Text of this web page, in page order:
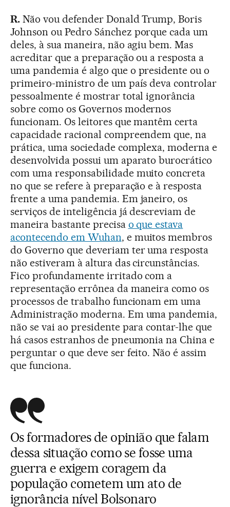
R. Não vou defender Donald Trump, Boris
Johnson ou Pedro Sánchez porque cada um
deles, à sua maneira, não agiu bem. Mas
acreditar que a preparação ou a resposta a
uma pandemia é algo que o presidente ou o
primeiro-ministro de um país deva controlar
pessoalmente é mostrar total ignorância
sobre como os Governos modernos
funcionam. Os leitores que mantêm certa
capacidade racional compreendem que, na
prática, uma sociedade complexa, moderna e
desenvolvida possui um aparato burocrático
com uma responsabilidade muito concreta
no que se refere à preparação e à resposta
frente a uma pandemia. Em janeiro, os
serviços de inteligência já descreviam de
maneira bastante precisa o que estava
acontecendo em Wuhan, e muitos membros
do Governo que deveriam ter uma resposta
não estiveram à altura das circunstâncias.
Fico profundamente irritado com a
representação errônea da maneira como os
processos de trabalho funcionam em uma
Administração moderna. Em uma pandemia,
não se vai ao presidente para contar-lhe que
há casos estranhos de pneumonia na China e
perguntar o que deve ser feito. Não é assim
que funciona.
Os formadores de opinião que falam
dessa situação como se fosse uma
guerra e exigem coragem da
população cometem um ato de
ignorância nível Bolsonaro